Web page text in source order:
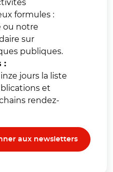
formules :
ou notre
sur
publiques.
:
jours la liste
et
rendez-
aux newsletters